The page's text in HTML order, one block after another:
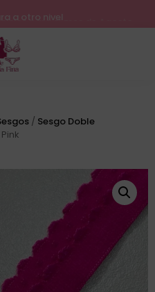
para el mes de Agosto
a otro nivel
/ Sesgo Doble